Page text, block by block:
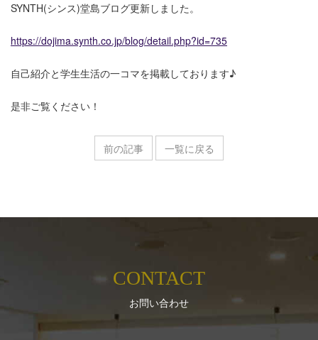
SYNTH(シンス)堂島ブログ更新しました。
https://dojima.synth.co.jp/blog/detail.php?id=735
自己紹介と学生生活の一コマを掲載しております♪
是非ご覧ください！
前の記事 一覧に戻る
CONTACT
お問い合わせ